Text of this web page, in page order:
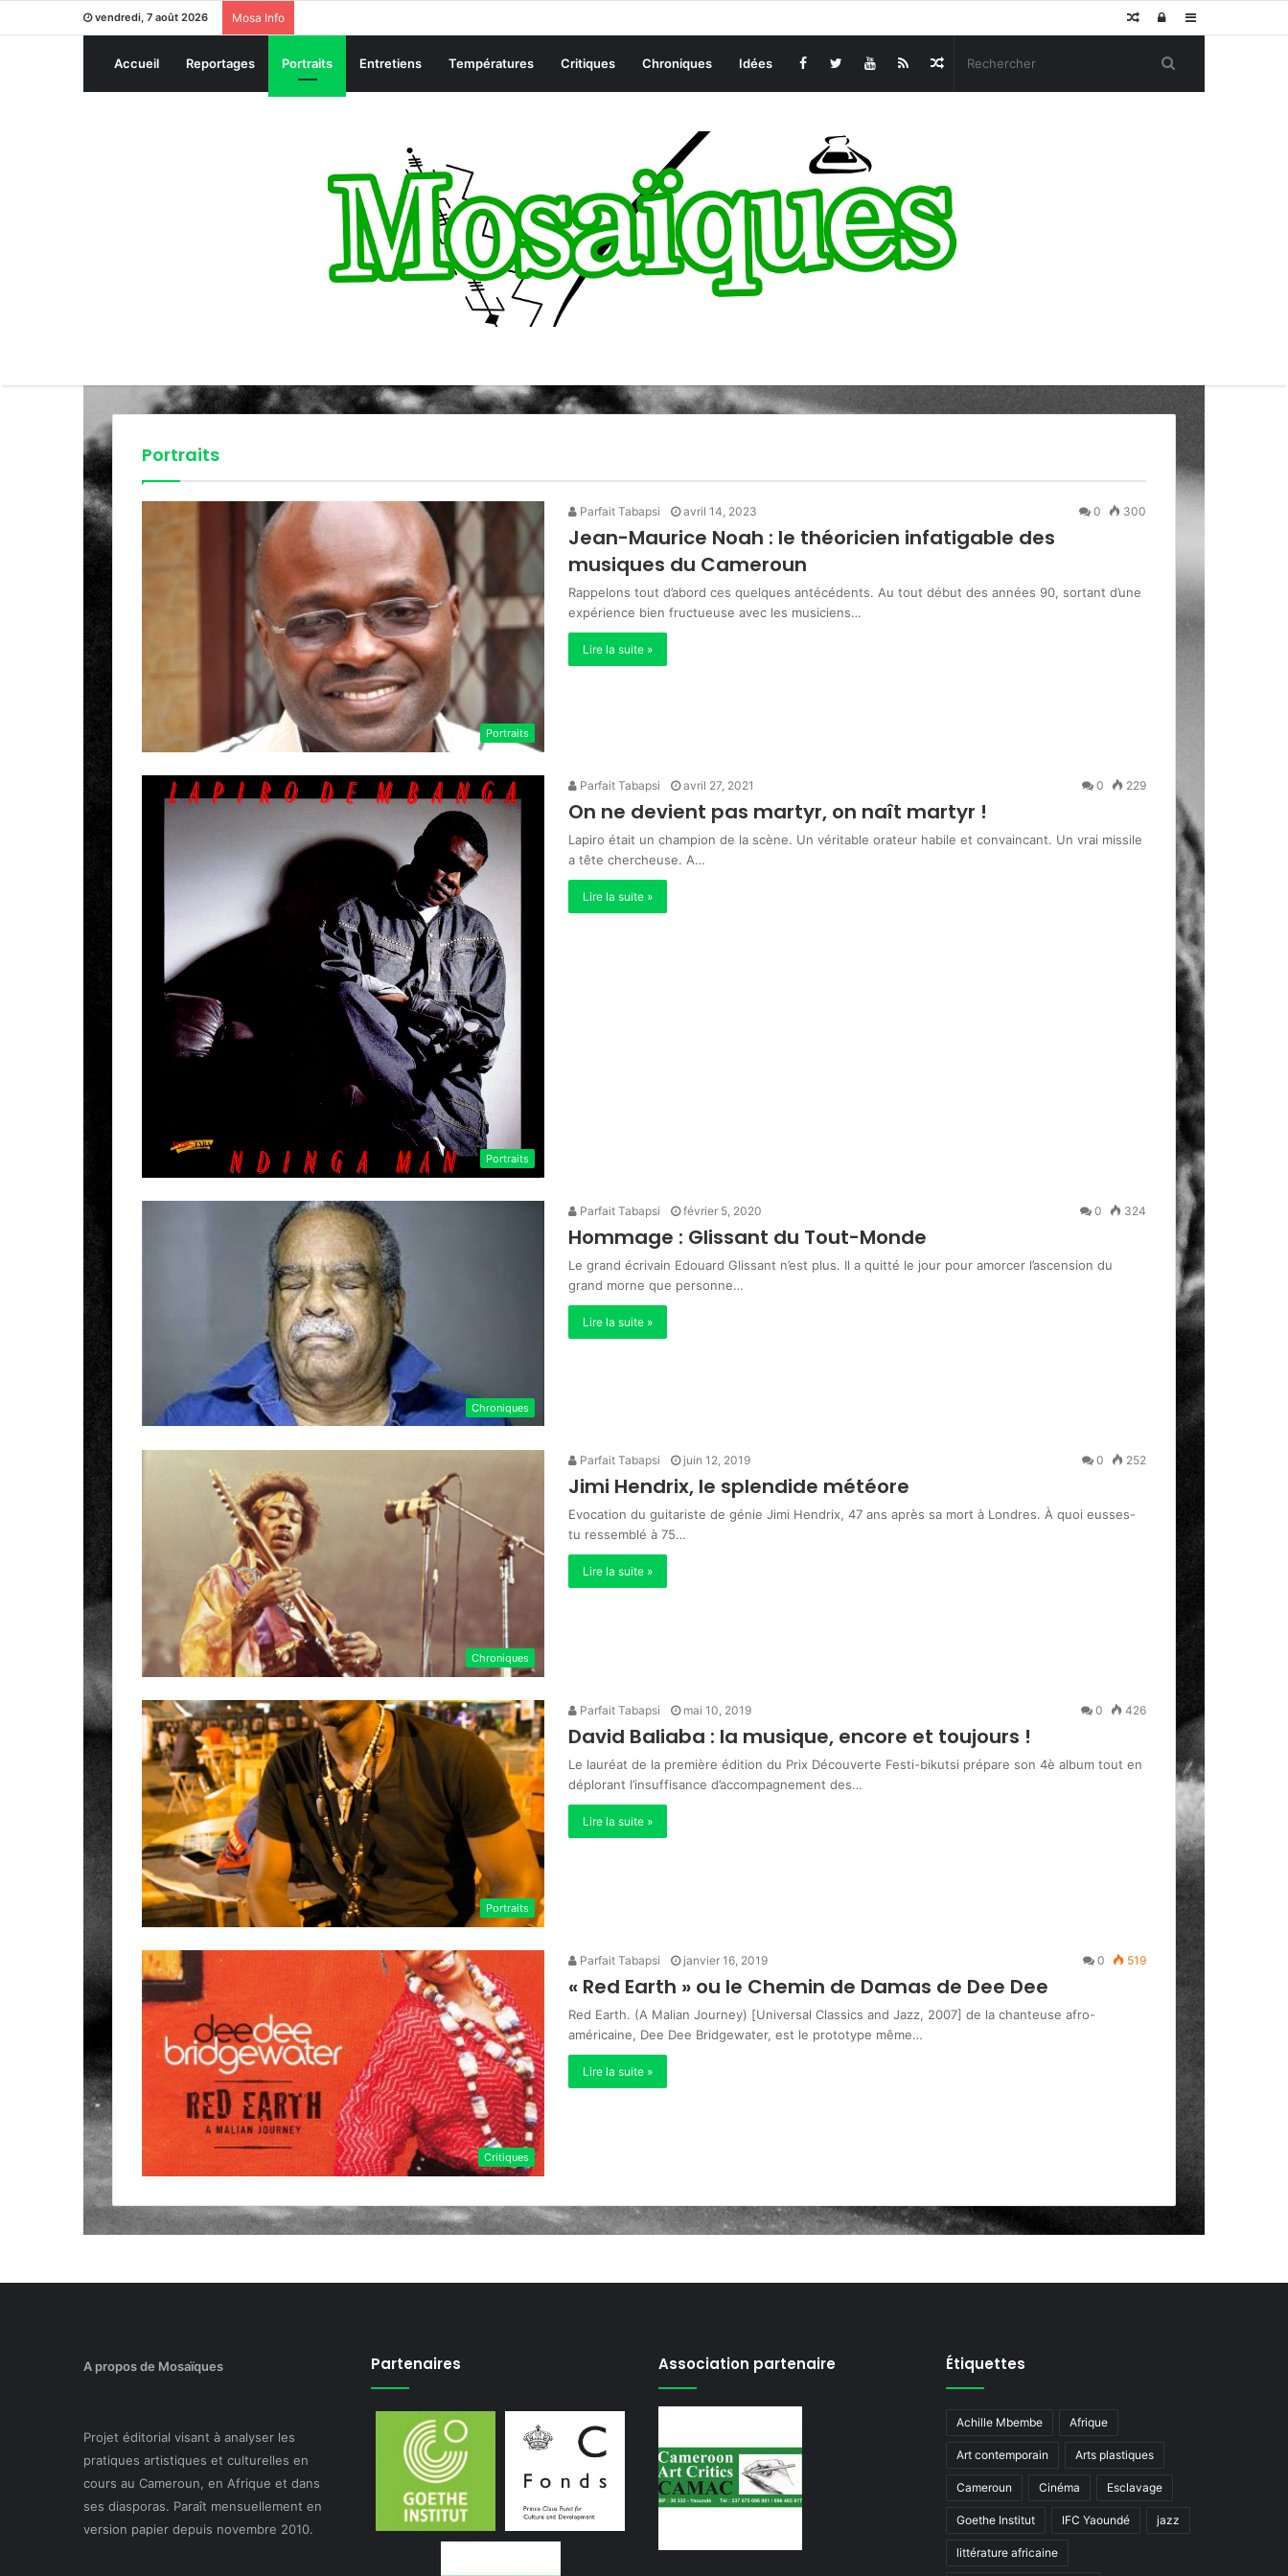
vendredi, 7 août 2026 Mosa Info Sidebar
Connexion
Article
Accueil
Reportages Portraits Entretiens Températures Critiques Chroniques Idées Article
Portraits
Portraits
Parfait Tabapsi avril 14, 2023 0 300
Jean-Maurice Noah : le théoricien infatigable des
musiques du Cameroun
Rappelons tout d’abord ces quelques antécédents. Au tout début des années 90, sortant d’une
expérience bien fructueuse avec les musiciens…
Lire la suite »
Portraits
Parfait Tabapsi avril 27, 2021 0 229
On ne devient pas martyr, on naît martyr !
Lapiro était un champion de la scène. Un véritable orateur habile et convaincant. Un vrai missile
a tête chercheuse. A…
Lire la suite »
Chroniques
Parfait Tabapsi février 5, 2020 0 324
Hommage : Glissant du Tout-Monde
Le grand écrivain Edouard Glissant n’est plus. Il a quitté le jour pour amorcer l’ascension du
grand morne que personne…
Lire la suite »
Chroniques
Parfait Tabapsi juin 12, 2019 0 252
Jimi Hendrix, le splendide météore
Evocation du guitariste de génie Jimi Hendrix, 47 ans après sa mort à Londres. À quoi eusses-
tu ressemblé à 75…
Lire la suite »
Portraits
Parfait Tabapsi mai 10, 2019 0 426
David Baliaba : la musique, encore et toujours !
Le lauréat de la première édition du Prix Découverte Festi-bikutsi prépare son 4è album tout en
déplorant l’insuffisance d’accompagnement des…
Lire la suite »
Critiques
Parfait Tabapsi janvier 16, 2019 0 519
« Red Earth » ou le Chemin de Damas de Dee Dee
Red Earth. (A Malian Journey) [Universal Classics and Jazz, 2007] de la chanteuse afro-
américaine, Dee Dee Bridgewater, est le prototype même…
Lire la suite »
A propos de Mosaïques
Projet éditorial visant à analyser les
pratiques artistiques et culturelles en
cours au Cameroun, en Afrique et dans
ses diasporas. Paraît mensuellement en
version papier depuis novembre 2010.
Partenaires Association partenaire Étiquettes
Achille Mbembe Afrique
Art contemporain Arts plastiques
Cameroun Cinéma Esclavage
Goethe Institut IFC Yaoundé jazz
littérature africaine